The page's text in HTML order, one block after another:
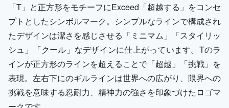
「T」と正方形をモチーフにExceed「超越する」をコンセ
プトとしたシンボルマーク。シンプルなラインで構成され
たデザインは潔さを感じさせる「ミニマム」「スタイリッ
シュ」「クール」なデザインに仕上がっています。Tのラ
インが正方形のラインを超えることで「超越」「挑戦」を
表現。左右下にのギルラインは世界への広がり、限界への
挑戦を意味する忍耐力、精神力の強さを印象づけたロゴマ